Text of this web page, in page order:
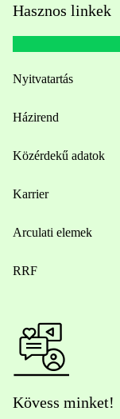
Hasznos linkek
Nyitvatartás
Házirend
Közérdekű adatok
Karrier
Arculati elemek
RRF
Kövess minket!